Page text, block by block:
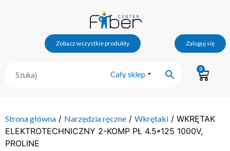
Zobacz wszystkie produkty Zaloguj się
Cały sklep
0
Strona główna / Narzędzia ręczne / Wkrętaki / WKRĘTAK
ELEKTROTECHNICZNY 2-KOMP PŁ 4.5*125 1000V,
PROLINE